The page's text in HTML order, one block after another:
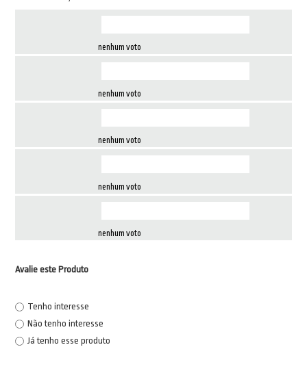
nenhum voto
nenhum voto
nenhum voto
nenhum voto
nenhum voto
Avalie este Produto
Tenho interesse
Não tenho interesse
Já tenho esse produto